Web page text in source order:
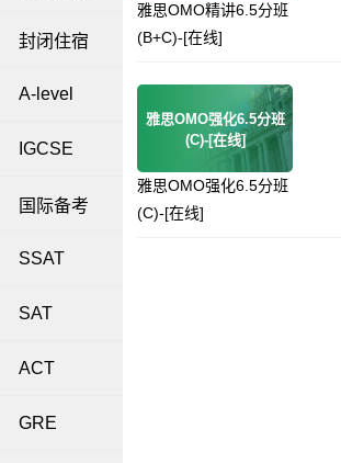
封闭住宿
A-level
IGCSE
国际备考
SSAT
SAT
ACT
GRE
雅思OMO精讲6.5分班
(B+C)-[在线]
雅思OMO强化6.5分班
(C)-[在线]
雅思OMO强化6.5分班
(C)-[在线]